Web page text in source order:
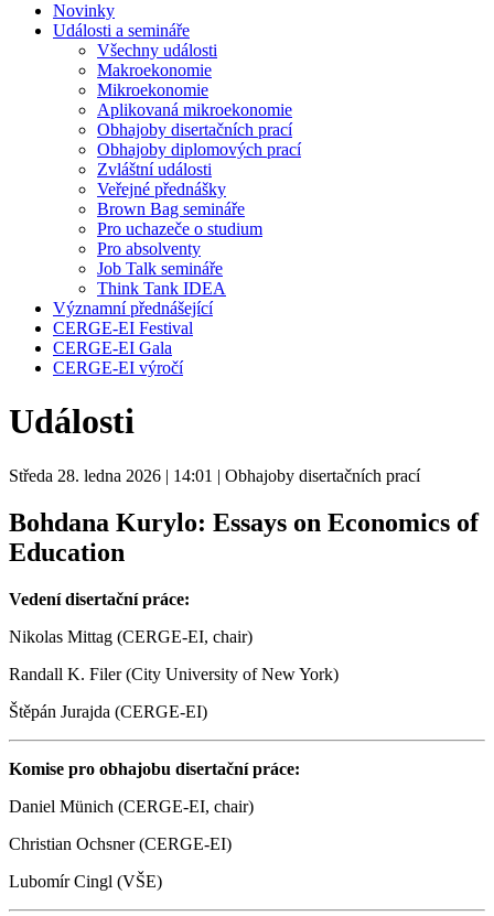
Novinky
Události a semináře
Všechny události
Makroekonomie
Mikroekonomie
Aplikovaná mikroekonomie
Obhajoby disertačních prací
Obhajoby diplomových prací
Zvláštní události
Veřejné přednášky
Brown Bag semináře
Pro uchazeče o studium
Pro absolventy
Job Talk semináře
Think Tank IDEA
Významní přednášející
CERGE-EI Festival
CERGE-EI Gala
CERGE-EI výročí
Události
Středa 28. ledna 2026 | 14:01 | Obhajoby disertačních prací
Bohdana Kurylo: Essays on Economics of
Education
Vedení disertační práce:
Nikolas Mittag (CERGE-EI, chair)
Randall K. Filer (City University of New York)
Štěpán Jurajda (CERGE-EI)
Komise pro obhajobu disertační práce:
Daniel Münich (CERGE-EI, chair)
Christian Ochsner (CERGE-EI)
Lubomír Cingl (VŠE)